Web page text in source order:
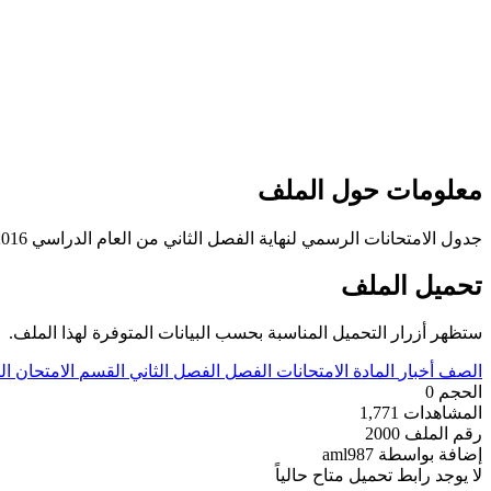
معلومات حول الملف
جدول الامتحانات الرسمي لنهاية الفصل الثاني من العام الدراسي 2016-2017 لجميع الصفوف
تحميل الملف
ستظهر أزرار التحميل المناسبة بحسب البيانات المتوفرة لهذا الملف.
الصف أخبار المادة الامتحانات الفصل الفصل الثاني القسم الامتحان
الحجم 0
المشاهدات 1,771
رقم الملف 2000
إضافة بواسطة aml987
لا يوجد رابط تحميل متاح حالياً